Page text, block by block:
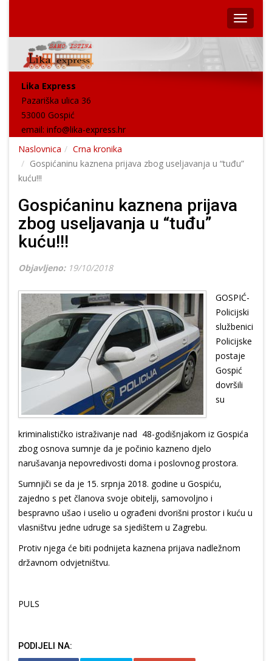
Lika Express
Pazariška ulica 36
53000 Gospić
email: info@lika-express.hr
Naslovnica
Crna kronika
Gospićaninu kaznena prijava zbog useljavanja u “tuđu”
kuću!!!
Gospićaninu kaznena prijava
zbog useljavanja u “tuđu”
kuću!!!
Objavljeno: 19/10/2018
GOSPIĆ-
Policijski
službenici
Policijske
postaje
Gospić
dovršili
su
kriminalističko istraživanje nad 48-godišnjakom iz Gospića
zbog osnova sumnje da je počinio kazneno djelo
narušavanja nepovredivosti doma i poslovnog prostora.
Sumnjiči se da je 15. srpnja 2018. godine u Gospiću,
zajedno s pet članova svoje obitelji, samovoljno i
bespravno ušao i uselio u ograđeni dvorišni prostor i kuću u
vlasništvu jedne udruge sa sjedištem u Zagrebu.
Protiv njega će biti podnijeta kaznena prijava nadležnom
državnom odvjetništvu.
PULS
PODIJELI NA: